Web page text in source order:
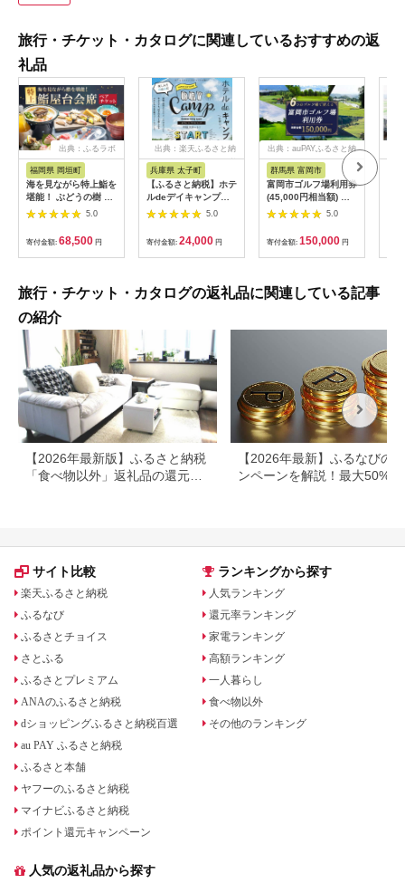
旅行・チケット・カタログに関連しているおすすめの返
礼品
出典：ふるラボ
福岡県 岡垣町
海を見ながら特上鮨を
堪能！ ぶどうの樹 鮨
屋台ペア お食事券 海
鮮 海 屋台 食事 ペア
福岡県 岡垣町
5.0
寄付金額: 68,500 円
出典：楽天ふるさと納
税
兵庫県 太子町
【ふるさと納税】ホテ
ルdeデイキャンプ体
験チケット
【1364991】
5.0
寄付金額: 24,000 円
出典：auPAYふるさと納
群馬県 富岡市
富岡市ゴルフ場利用券
(45,000円相当額) ゴ
ルフ チケット 平日 土
日 祝日 プレー券 関東
群馬県 首都圏 F20E-
382
5.0
寄付金額: 150,000 円
旅行・チケット・カタログの返礼品に関連している記事
の紹介
【2026年最新版】ふるさと納税
「食べ物以外」返礼品の還元率
【2026年最新】ふるなびの
ンペーンを解説！最大50%還
サイト比較
楽天ふるさと納税
ふるなび
ふるさとチョイス
さとふる
ふるさとプレミアム
ANAのふるさと納税
dショッピングふるさと納税百選
au PAY ふるさと納税
ふるさと本舗
ヤフーのふるさと納税
マイナビふるさと納税
ポイント還元キャンペーン
ランキングから探す
人気ランキング
還元率ランキング
家電ランキング
高額ランキング
一人暮らし
食べ物以外
その他のランキング
人気の返礼品から探す